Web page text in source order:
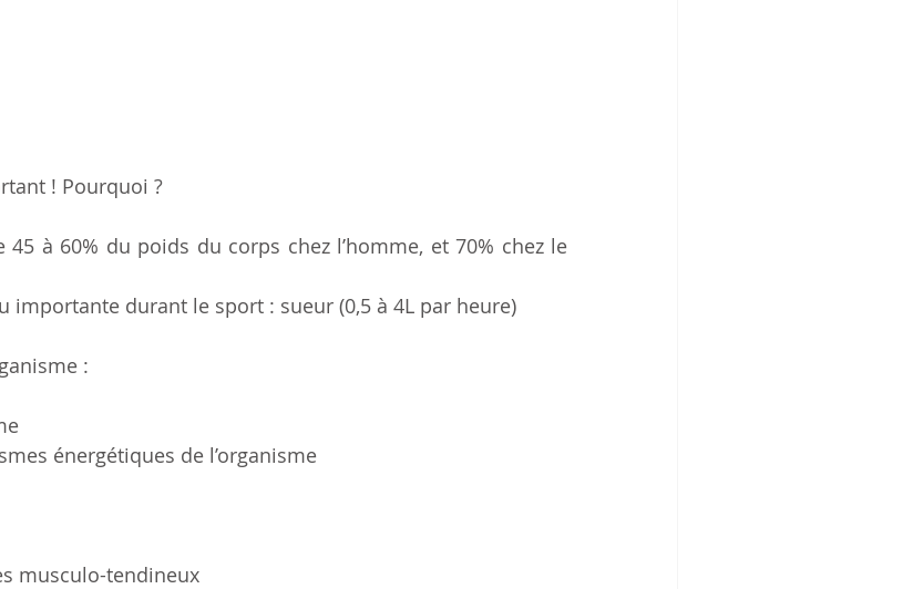
! Pourquoi ?
à 60% du poids du corps chez l’homme, et 70% chez le
importante durant le sport : sueur (0,5 à 4L par heure)
:
énergétiques de l’organisme
musculo-tendineux